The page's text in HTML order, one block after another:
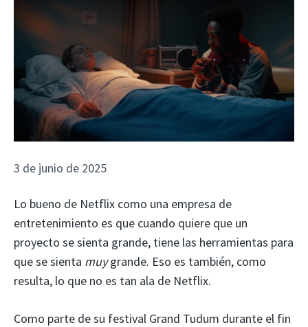
3 de junio de 2025
Lo bueno de Netflix como una empresa de
entretenimiento es que cuando quiere que un
proyecto se sienta grande, tiene las herramientas para
que se sienta muygrande. Eso es también, como
resulta, lo que no es tan ala de Netflix.
Como parte de su festival Grand Tudum durante el fin